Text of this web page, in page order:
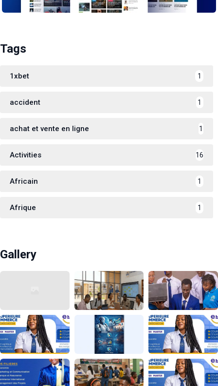
Tags
1xbet 1
accident 1
achat et vente en ligne 1
Activities 16
Africain 1
Afrique 1
Gallery